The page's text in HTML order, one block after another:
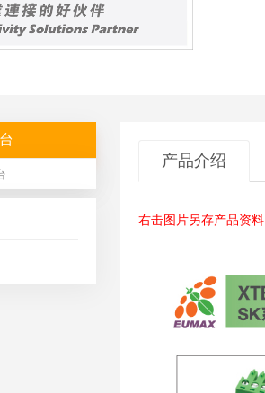
产品介绍
右击图片另存产品资料